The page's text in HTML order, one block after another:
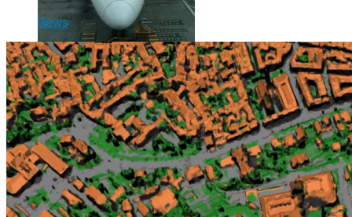
Un boîtier imprimé en 3D va faire tourner Android sur votre
News